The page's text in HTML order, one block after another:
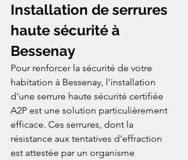
Installation de serrures
haute sécurité à
Bessenay
Pour renforcer la sécurité de votre
habitation à Bessenay, l'installation
d'une serrure haute sécurité certifiée
A2P est une solution particulièrement
efficace. Ces serrures, dont la
résistance aux tentatives d'effraction
est attestée par un organisme